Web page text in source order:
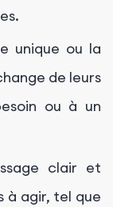
unique ou la
de leurs
ou à un
clair et
à agir, tel que